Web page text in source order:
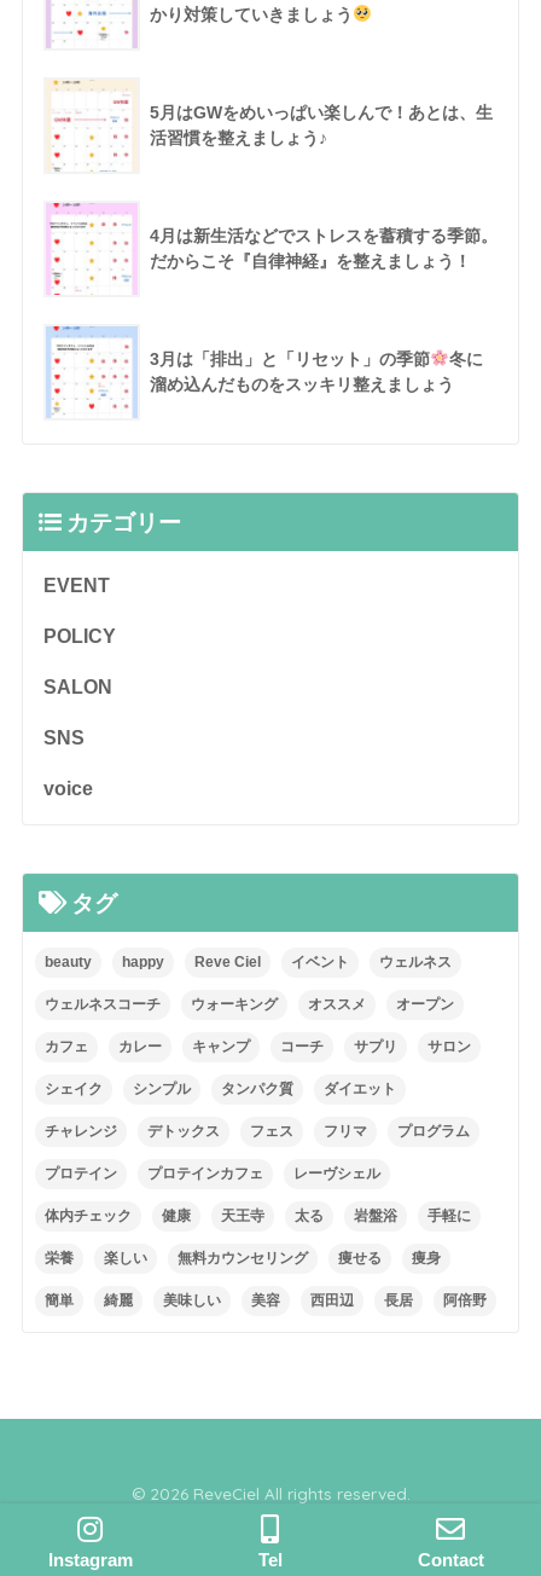
かり対策していきましょう
5月はGWをめいっぱい楽しんで！あとは、生
活習慣を整えましょう♪
4月は新生活などでストレスを蓄積する季節。
だからこそ『自律神経』を整えましょう！
3月は「排出」と「リセット」の季節
冬に
溜め込んだものをスッキリ整えましょう
カテゴリー
EVENT
POLICY
SALON
SNS
voice
タグ
beauty happy Reve Ciel イベント ウェルネス
ウェルネスコーチ ウォーキング オススメ オープン
カフェ カレー キャンプ コーチ サプリ サロン
シェイク シンプル タンパク質 ダイエット
チャレンジ デトックス フェス フリマ プログラム
プロテイン プロテインカフェ レーヴシェル
体内チェック 健康 天王寺 太る 岩盤浴 手軽に
栄養 楽しい 無料カウンセリング 痩せる 痩身
簡単 綺麗 美味しい 美容 西田辺 長居 阿倍野
© 2026 ReveCiel All rights reserved.
Instagram Tel Contact